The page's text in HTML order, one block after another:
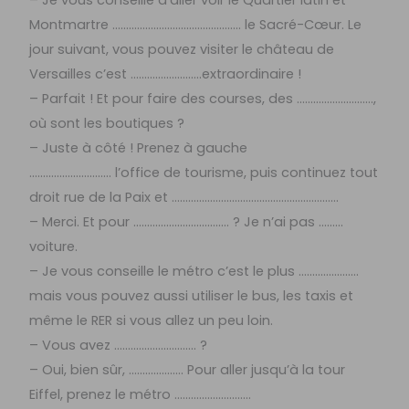
Montmartre ……………………………………….. le Sacré-Cœur. Le
jour suivant, vous pouvez visiter le château de
Versailles c’est ……………………..extraordinaire !
– Parfait ! Et pour faire des courses, des ……………………….,
où sont les boutiques ?
– Juste à côté ! Prenez à gauche
………………………… l’office de tourisme, puis continuez tout
droit rue de la Paix et …………………………………………………….
– Merci. Et pour …………………………….. ? Je n’ai pas ………
voiture.
– Je vous conseille le métro c’est le plus ………………….
mais vous pouvez aussi utiliser le bus, les taxis et
même le RER si vous allez un peu loin.
– Vous avez ………………………… ?
– Oui, bien sûr, ……………….. Pour aller jusqu’à la tour
Eiffel, prenez le métro ……………………….